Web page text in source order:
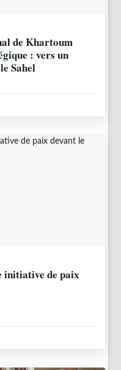
de Khartoum
: vers un
Sahel
initiative de paix